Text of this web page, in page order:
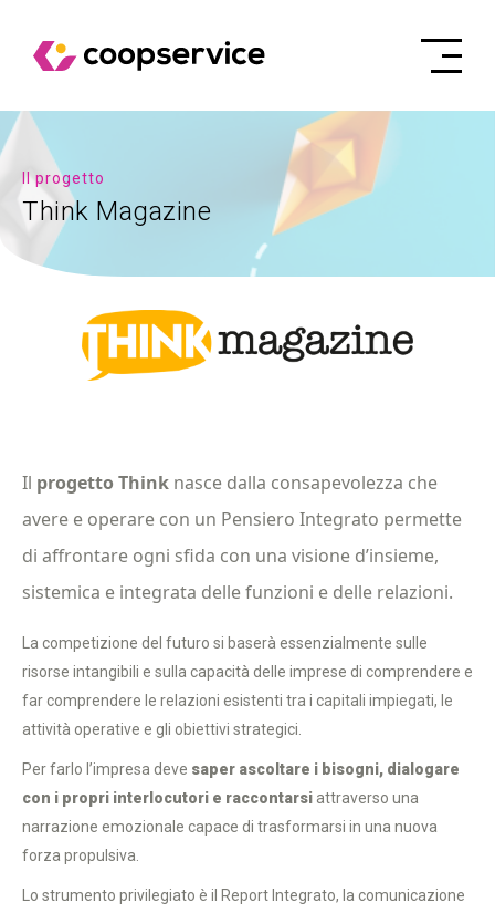
Il progetto
Think Magazine
Il progetto Think nasce dalla consapevolezza che
avere e operare con un Pensiero Integrato permette
di affrontare ogni sfida con una visione d’insieme,
sistemica e integrata delle funzioni e delle relazioni.
La competizione del futuro si baserà essenzialmente sulle
risorse intangibili e sulla capacità delle imprese di comprendere e
far comprendere le relazioni esistenti tra i capitali impiegati, le
attività operative e gli obiettivi strategici.
Per farlo l’impresa deve saper ascoltare i bisogni, dialogare
con i propri interlocutori e raccontarsi attraverso una
narrazione emozionale capace di trasformarsi in una nuova
forza propulsiva.
Lo strumento privilegiato è il Report Integrato, la comunicazione